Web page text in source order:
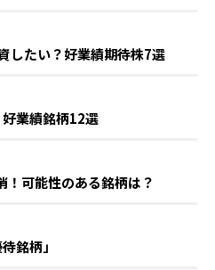
したい？好業績期待株7選
業績銘柄12選
！可能性のある銘柄は？
銘柄」